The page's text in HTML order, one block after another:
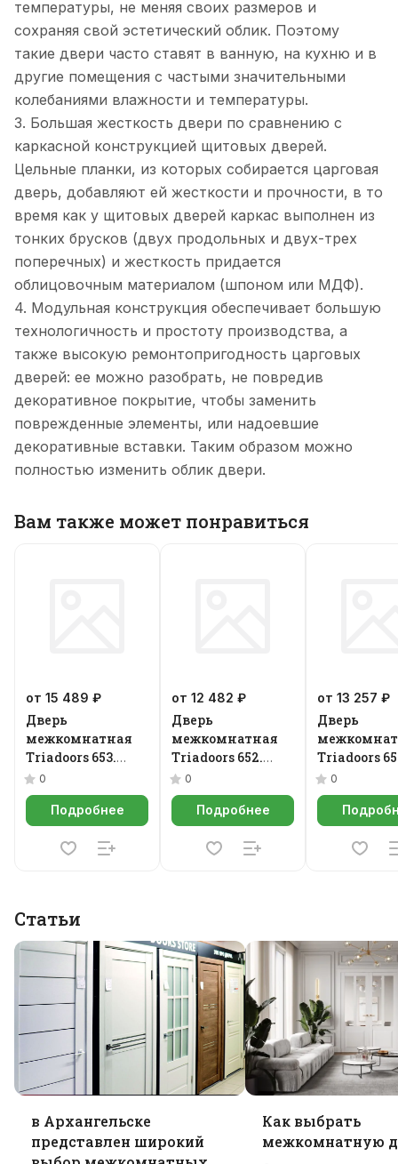
температуры, не меняя своих размеров и
сохраняя свой эстетический облик. Поэтому
такие двери часто ставят в ванную, на кухню и в
другие помещения с частыми значительными
колебаниями влажности и температуры.
3. Большая жесткость двери по сравнению с
каркасной конструкцией щитовых дверей.
Цельные планки, из которых собирается царговая
дверь, добавляют ей жесткости и прочности, в то
время как у щитовых дверей каркас выполнен из
тонких брусков (двух продольных и двух-трех
поперечных) и жесткость придается
облицовочным материалом (шпоном или МДФ).
4. Модульная конструкция обеспечивает большую
технологичность и простоту производства, а
также высокую ремонтопригодность царговых
дверей: ее можно разобрать, не повредив
декоративное покрытие, чтобы заменить
поврежденные элементы, или надоевшие
декоративные вставки. Таким образом можно
полностью изменить облик двери.
Вам также может понравиться
от 15 489 ₽
Дверь
межкомнатная
Triadoors 653.
Future
0
Подробнее
от 12 482 ₽
Дверь
межкомнатная
Triadoors 652.
Future
0
Подробнее
от 13 257 ₽
Дверь
Triadoors
Future
0
Статьи
в Архангельске
представлен широкий
Как выбрать
межкомнатную